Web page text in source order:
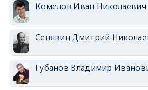
Комелов Иван Николаевич
Сенявин Дмитрий
Губанов Владимир